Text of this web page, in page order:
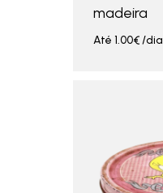
madeira
Até 1.00€/dia